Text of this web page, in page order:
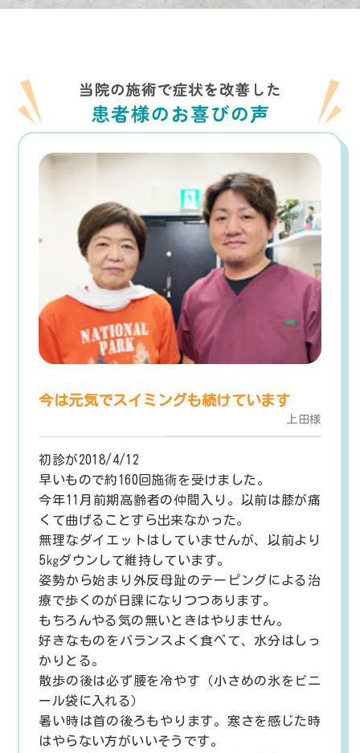
今は元気でスイミングも続けています
上田様
初診が2018/4/12
早いもので約160回施術を受けました。
今年11月前期高齢者の仲間入り。以前は膝が痛
くて曲げることすら出来なかった。
無理なダイエットはしていませんが、以前より
5㎏ダウンして維持しています。
姿勢から始まり外反母趾のテーピングによる治
療で歩くのが日課になりつつあります。
もちろんやる気の無いときはやりません。
好きなものをバランスよく食べて、水分はしっ
かりとる。
散歩の後は必ず腰を冷やす（小さめの氷をビニ
ール袋に入れる）
暑い時は首の後ろもやります。寒さを感じた時
はやらない方がいいそうです。